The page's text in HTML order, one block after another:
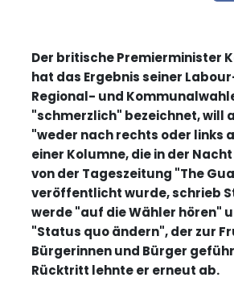
Der britische Premierminister
hat das Ergebnis seiner
Regional- und
"schmerzlich" bezeichnet, will
"weder nach rechts oder links
einer Kolumne, die in der
von der Tageszeitung "The
veröffentlicht wurde, schrieb
werde "auf die Wähler hören"
"Status quo ändern", der zur
Bürgerinnen und Bürger
Rücktritt lehnte er erneut ab.